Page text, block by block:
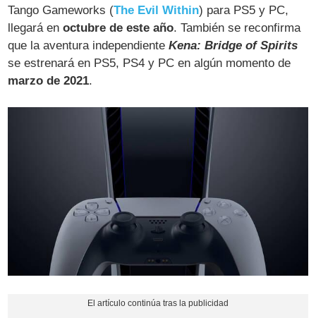
Tango Gameworks (The Evil Within) para PS5 y PC,
llegará enoctubre de este año. También se reconfirma
que la aventura independienteKena: Bridge of Spirits
se estrenará en PS5, PS4 y PC en algún momento de
marzo de 2021.